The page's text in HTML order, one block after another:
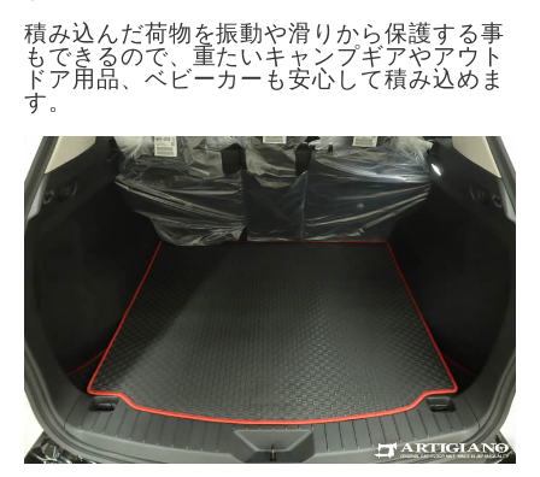
積み込んだ荷物を振動や滑りから保護する事
もできるので、重たいキャンプギアやアウト
ドア用品、ベビーカーも安心して積み込めま
す。